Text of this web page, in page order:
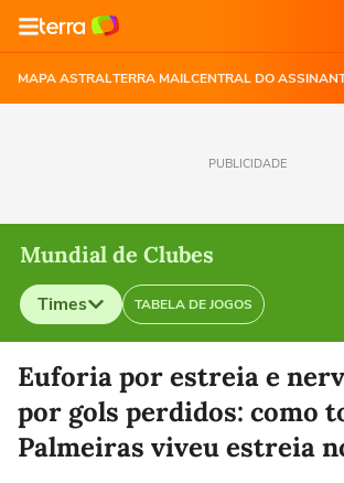
MAPA ASTRALTERRA MAILCENTRAL DO
PUBLICIDADE
Mundial de Clubes
Times TABELA DE JOGOS
Selecione o time para ver as notícias
Euforia por estreia e
por gols perdidos: como
Palmeiras viveu estreia